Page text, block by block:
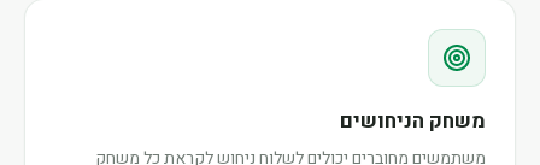
משחק הניחושים
משתמשים מחוברים יכולים לשלוח ניחוש לקראת כל משחק